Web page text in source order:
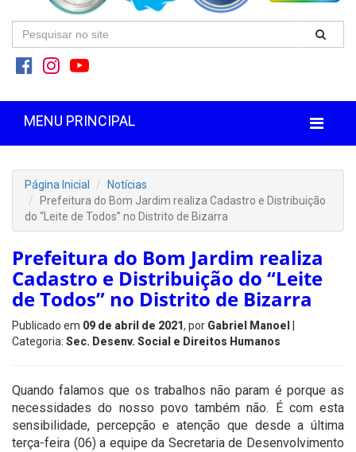
MENU PRINCIPAL
Página Inicial
Notícias
Prefeitura do Bom Jardim realiza Cadastro e Distribuição
do “Leite de Todos” no Distrito de Bizarra
Prefeitura do Bom Jardim realiza
Cadastro e Distribuição do “Leite
de Todos” no Distrito de Bizarra
Publicado em 09 de abril de 2021, por Gabriel Manoel
Categoria: Sec. Desenv. Social e Direitos Humanos
Quando falamos que os trabalhos não param é porque as
necessidades do nosso povo também não. É com esta
sensibilidade, percepção e atenção que desde a última
terça-feira (06) a equipe da Secretaria de Desenvolvimento